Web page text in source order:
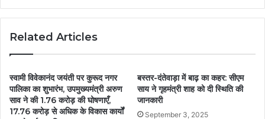
Related Articles
स्वामी विवेकानंद जयंती पर कुरूद नगर
पालिका का शुभारंभ, उपमुख्यमंत्री अरुण
साव ने की 1.76 करोड़ की घोषणाएँ,
17.76 करोड़ से अधिक के विकास कार्यों
बस्तर-दंतेवाड़ा में बाढ़ का कहर: सीएम
साय ने गृहमंत्री शाह को दी स्थिति की
जानकारी
September 3, 2025